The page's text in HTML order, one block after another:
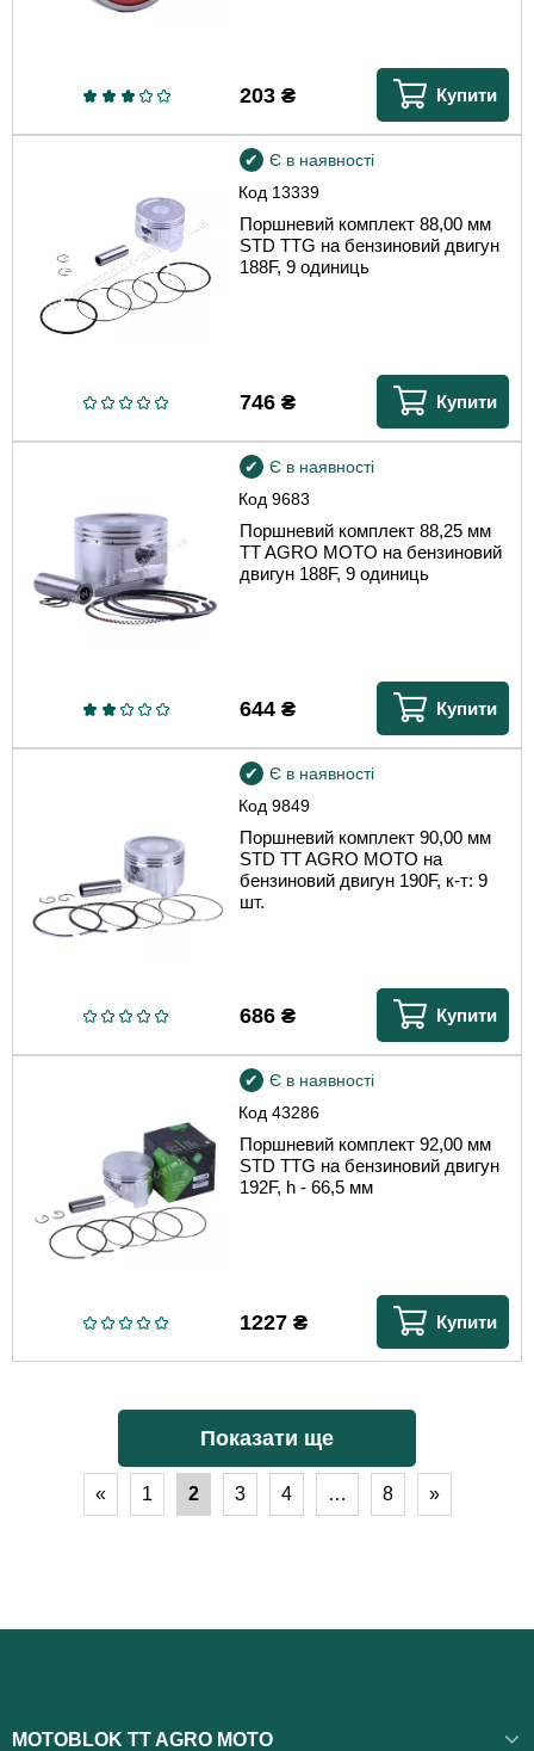
203₴ Купити
Код 13339
Є в наявності
Поршневий комплект 88,00 мм
STD TTG на бензиновий двигун
188F, 9 одиниць
746₴ Купити
Код9683
Є в наявності
Поршневий комплект 88,25 мм
TT AGRO MOTO на бензиновий
двигун 188F, 9 одиниць
644₴ Купити
Код9849
Є в наявності
Поршневий комплект 90,00 мм
STD TT AGRO MOTO на
бензиновий двигун 190F, к-т: 9
шт.
686₴ Купити
Код43286
Є в наявності
Поршневий комплект 92,00 мм
STD TTG на бензиновий двигун
192F, h - 66,5 мм
1227₴ Купити
Показати ще
« 1 2 3 4 … 8 »
MOTOBLOK TT AGRO MOTO